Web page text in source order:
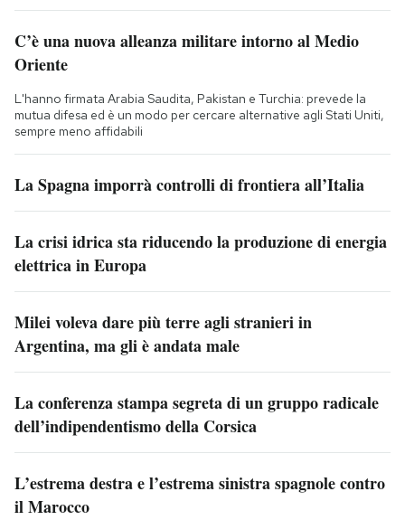
C’è una nuova alleanza militare intorno al Medio
Oriente
L'hanno firmata Arabia Saudita, Pakistan e Turchia: prevede la
mutua difesa ed è un modo per cercare alternative agli Stati Uniti,
sempre meno affidabili
La Spagna imporrà controlli di frontiera all’Italia
La crisi idrica sta riducendo la produzione di energia
elettrica in Europa
Milei voleva dare più terre agli stranieri in
Argentina, ma gli è andata male
La conferenza stampa segreta di un gruppo radicale
dell’indipendentismo della Corsica
L’estrema destra e l’estrema sinistra spagnole contro
il Marocco